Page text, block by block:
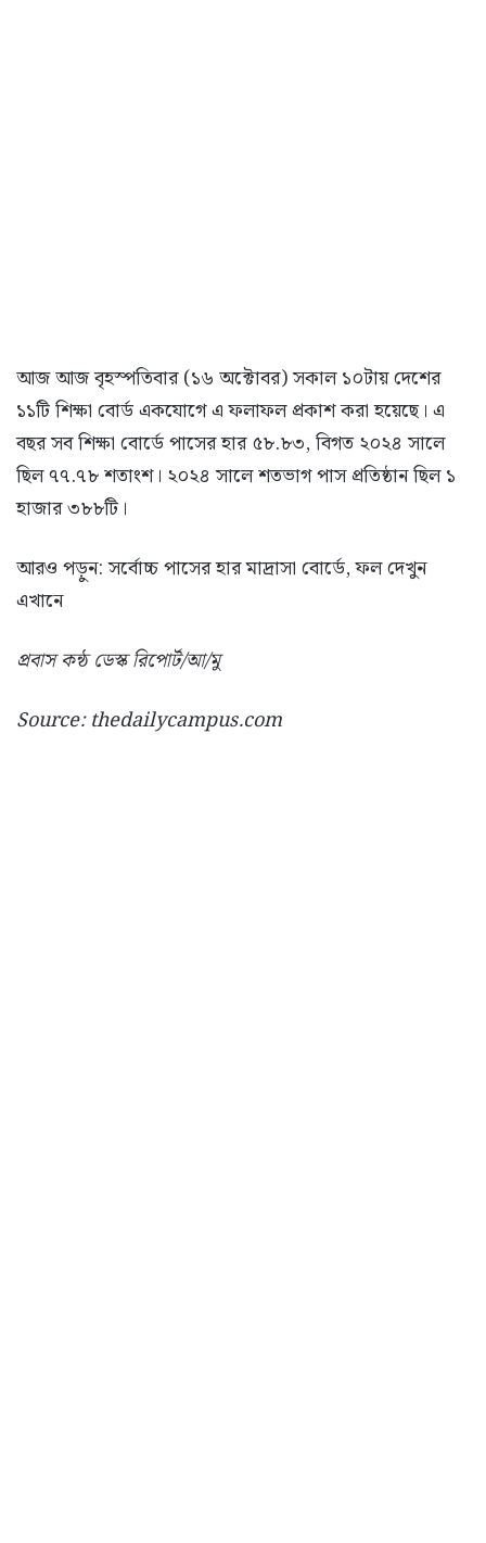
আজ আজ বৃহস্পতিবার (১৬ অক্টোবর) সকাল ১০টায় দেশের
১১টি শিক্ষা বোর্ড একযোগে এ ফলাফল প্রকাশ করা হয়েছে। এ
বছর সব শিক্ষা বোর্ডে পাসের হার ৫৮.৮৩, বিগত ২০২৪ সালে
ছিল ৭৭.৭৮ শতাংশ। ২০২৪ সালে শতভাগ পাস প্রতিষ্ঠান ছিল ১
হাজার ৩৮৮টি।
আরও পড়ুন: সর্বোচ্চ পাসের হার মাদ্রাসা বোর্ডে, ফল দেখুন
এখানে
প্রবাস কন্ঠ ডেস্ক রিপোর্ট/আ/মু
Source: thedailycampus.com